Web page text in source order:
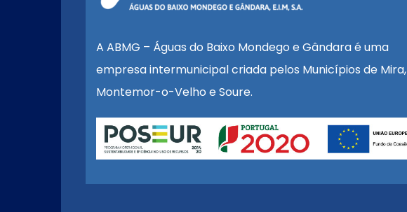
A ABMG – Águas do Baixo Mondego e Gândara é uma
empresa intermunicipal criada pelos Municípios de Mira,
Montemor-o-Velho e Soure.